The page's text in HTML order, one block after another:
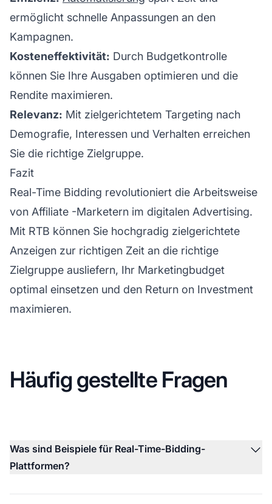
ermöglicht schnelle Anpassungen an den
Kampagnen.
Kosteneffektivität: Durch Budgetkontrolle
können Sie Ihre Ausgaben optimieren und die
Rendite maximieren.
Relevanz: Mit zielgerichtetem Targeting nach
Demografie, Interessen und Verhalten erreichen
Sie die richtige Zielgruppe.
Fazit
Real-Time Bidding revolutioniert die Arbeitsweise
von Affiliate -Marketern im digitalen Advertising.
Mit RTB können Sie hochgradig zielgerichtete
Anzeigen zur richtigen Zeit an die richtige
Zielgruppe ausliefern, Ihr Marketingbudget
optimal einsetzen und den Return on Investment
maximieren.
Häufig gestellte Fragen
Was sind Beispiele für Real-Time-Bidding-
Plattformen?